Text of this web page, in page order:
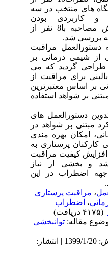
های منتخب در سه
کاربردی بودن
دستورالعمل نیز به روش مصاحبه با8 نفر از
بررسی شد.
مراقبت
شیمی درمانی بر
گردید که می
برای مراقبت از
بر اساس معتبرترین
بر شواهد استفاده
دستورالعمل های
مبتنی بر شواهد در
امکان بهره مندی
پرستاری به
کیفیت مراقبت
و بخشی از نیاز
اضطراب در این
،مراقبت پرستاری
،اضطراب
مقاله:توانبخشی
دریافت: 1398/10/2 | پذیرش: 1399/1/20 | انتشار: